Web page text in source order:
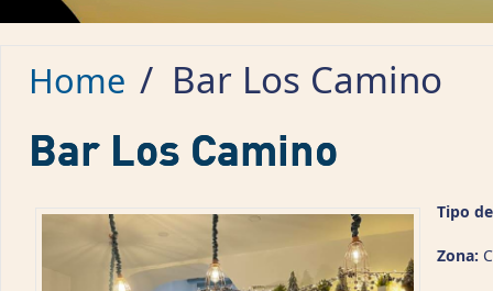
Home / Bar Los Camino
Bar Los Camino
Tipo
Zona: